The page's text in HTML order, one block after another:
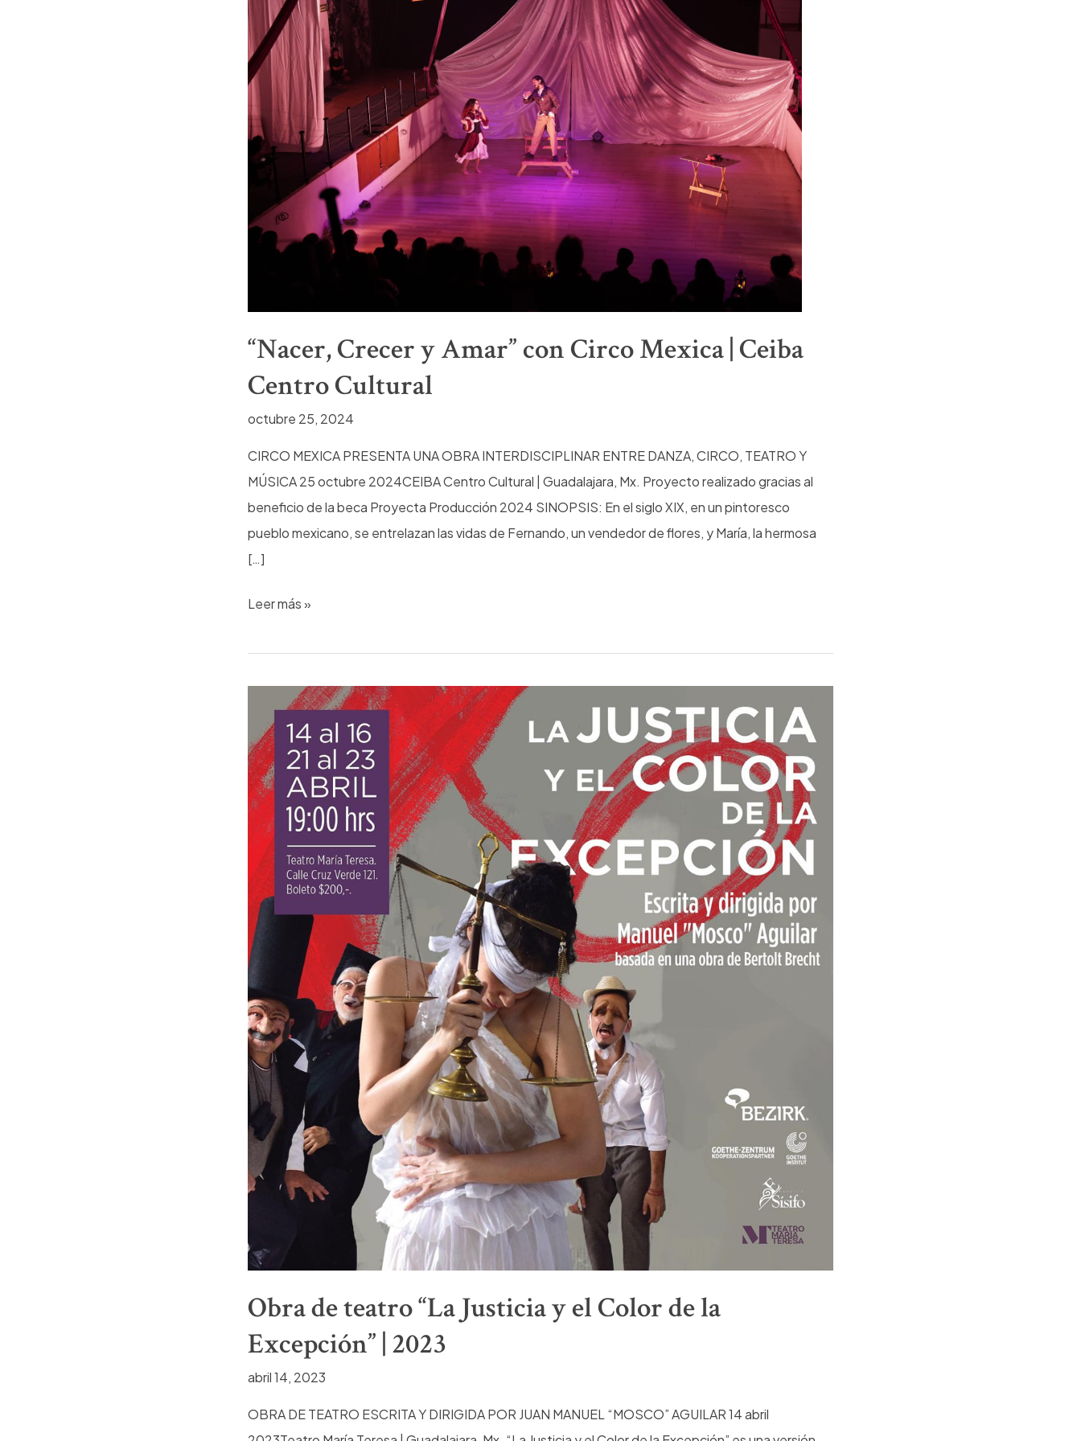
“Nacer, Crecer y Amar” con Circo Mexica | Ceiba
Centro Cultural
octubre 25, 2024
CIRCO MEXICA PRESENTA UNA OBRA INTERDISCIPLINAR ENTRE DANZA, CIRCO, TEATRO Y
MÚSICA 25 octubre 2024CEIBA Centro Cultural | Guadalajara, Mx. Proyecto realizado gracias al
beneficio de la beca Proyecta Producción 2024 SINOPSIS: En el siglo XIX, en un pintoresco
pueblo mexicano, se entrelazan las vidas de Fernando, un vendedor de flores, y María, la hermosa
[…]
“Nacer,
y
Circo
Mexica
|
Ceiba
Centro
Cultural
Leer más »
Obra de teatro “La Justicia y el Color de la
Excepción” | 2023
abril 14, 2023
OBRA DE TEATRO ESCRITA Y DIRIGIDA POR JUAN MANUEL “MOSCO” AGUILAR 14 abril